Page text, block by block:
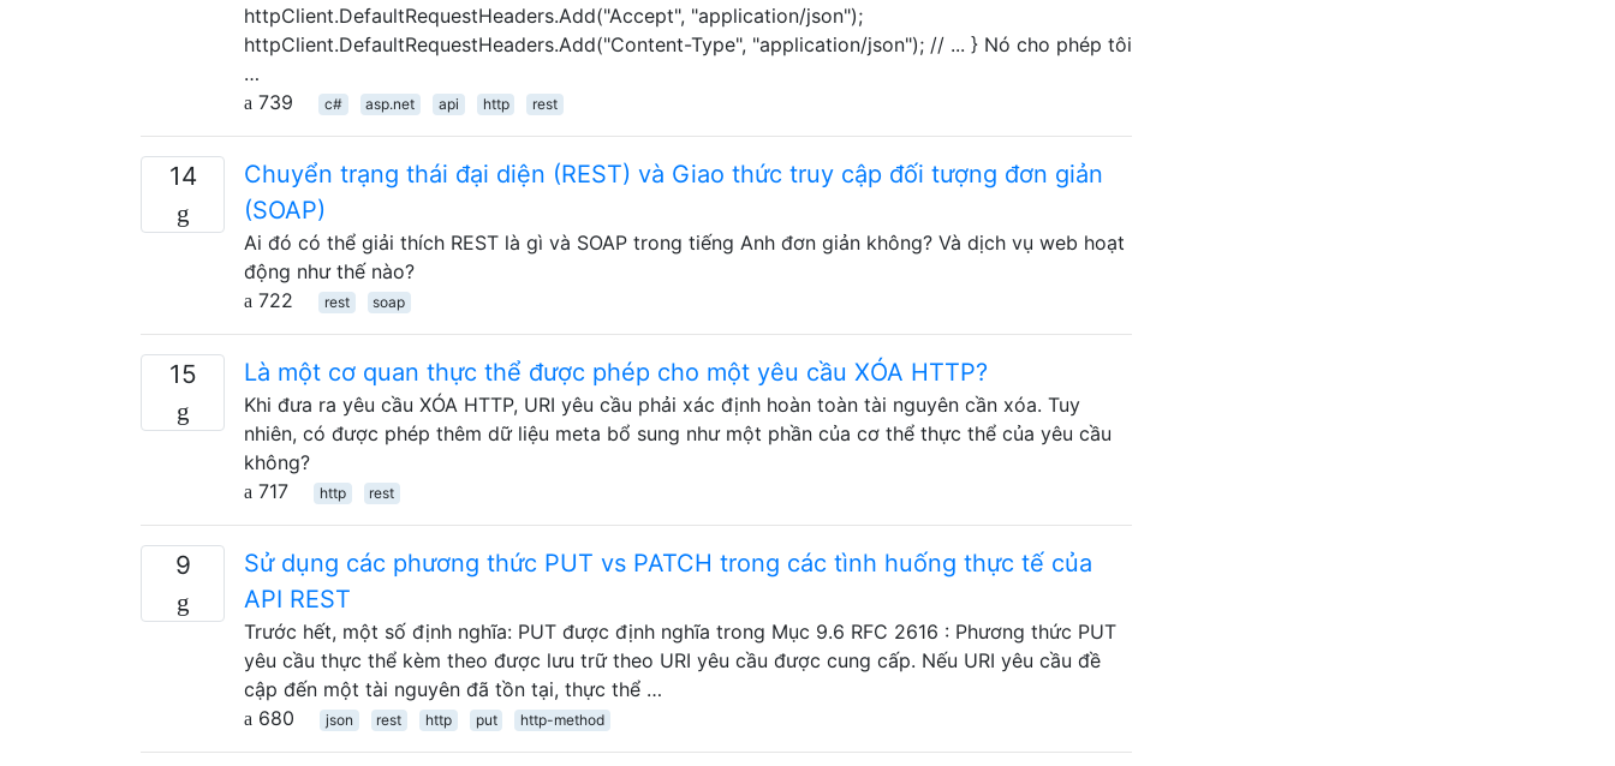
httpClient.DefaultRequestHeaders.Add("Accept", "application/json");
httpClient.DefaultRequestHeaders.Add("Content-Type", "application/json"); // ... } Nó cho phép tôi
…
739
c# asp.net api http rest
14
Chuyển trạng thái đại diện (REST) ​​và Giao thức truy cập đối tượng đơn giản
(SOAP)
Ai đó có thể giải thích REST là gì và SOAP trong tiếng Anh đơn giản không? Và dịch vụ web hoạt
động như thế nào?
722
rest soap
15 Là một cơ quan thực thể được phép cho một yêu cầu XÓA HTTP?
Khi đưa ra yêu cầu XÓA HTTP, URI yêu cầu phải xác định hoàn toàn tài nguyên cần xóa. Tuy
nhiên, có được phép thêm dữ liệu meta bổ sung như một phần của cơ thể thực thể của yêu cầu
không?
717
http rest
9
Sử dụng các phương thức PUT vs PATCH trong các tình huống thực tế của
API REST
Trước hết, một số định nghĩa: PUT được định nghĩa trong Mục 9.6 RFC 2616 : Phương thức PUT
yêu cầu thực thể kèm theo được lưu trữ theo URI yêu cầu được cung cấp. Nếu URI yêu cầu đề
cập đến một tài nguyên đã tồn tại, thực thể …
680
json rest http put http-method